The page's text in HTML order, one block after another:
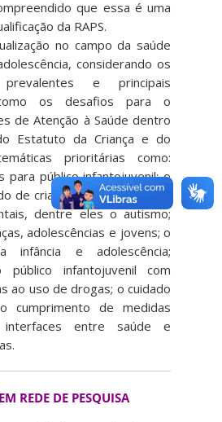
que essa é uma
da RAPS.
no campo da saúde
considerando os
e principais
os desafios para o
de Atenção à Saúde dentro
Estatuto da Criança e do
prioritárias como:
para público infantojuvenil; o
de crianças e adolescentes
dentre eles o autismo;
adolescências e jovens; o
e adolescência;
público infantojuvenil com
ao uso de drogas; o cuidado
cumprimento de medidas
interfaces entre saúde e
REDE DE PESQUISA